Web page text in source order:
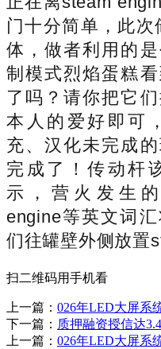
门十分简单，此
体，做者利用的
制模式烈焰蛋糕
了吗？请你把它
本人的爱好即可
充、汉化未完成
完成了！传动杆
示，营火发生
engine等英文词
们往罐壁外侧放置
扫二维码用手机看
上一篇： 026年LED大屏系
下一篇： 质押融资授信达
上一篇： 026年LED大屏系